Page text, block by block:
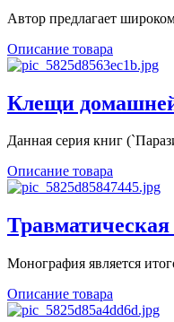
Автор предлагает
Описание товара
Клещи
Данная серия книг
Описание товара
Травматическая
Монография является
Описание товара